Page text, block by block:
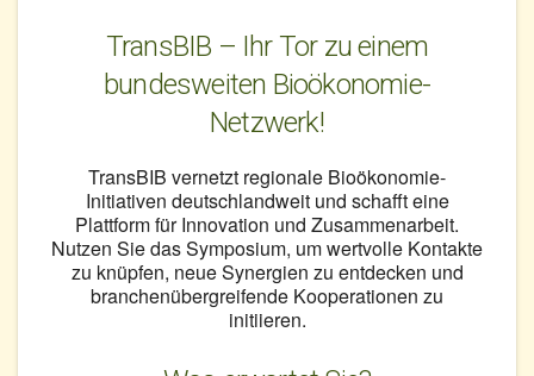
TransBIB – Ihr Tor zu einem
bundesweiten Bioökonomie-
Netzwerk!
TransBIB vernetzt regionale Bioökonomie-
Initiativen deutschlandweit und schafft eine
Plattform für Innovation und Zusammenarbeit.
Nutzen Sie das Symposium, um wertvolle Kontakte
zu knüpfen, neue Synergien zu entdecken und
branchenübergreifende Kooperationen zu
initiieren.